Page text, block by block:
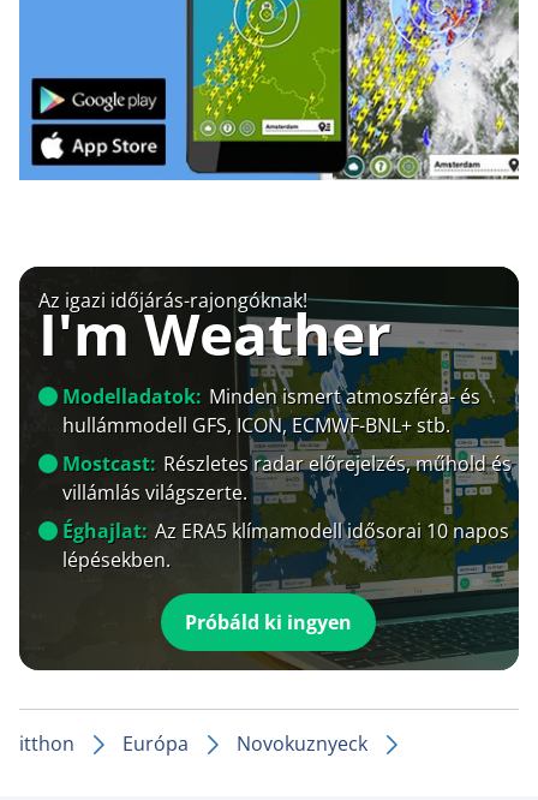
Az igazi időjárás-rajongóknak!
I'm Weather
Modelladatok: Minden ismert atmoszféra- és
hullámmodell GFS, ICON, ECMWF-BNL+ stb.
Mostcast: Részletes radar előrejelzés, műhold és
villámlás világszerte.
Éghajlat: Az ERA5 klímamodell idősorai 10 napos
lépésekben.
Próbáld ki ingyen
itthon Európa Novokuznyeck